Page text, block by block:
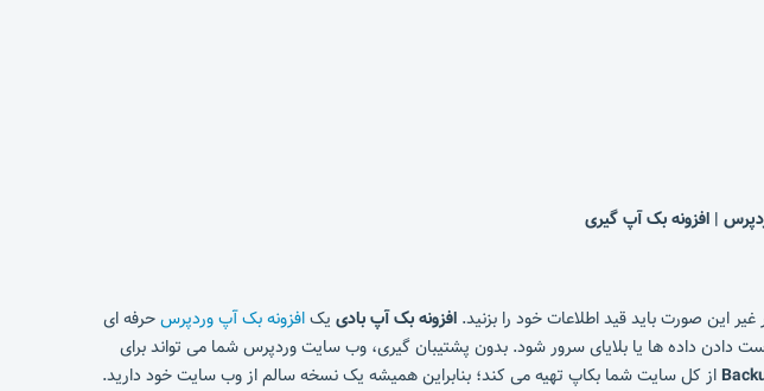
این صورت باید قید اطلاعات خود را بزنید. افزونه بک آپ بادی یکافزونه بک آپ وردپرسحرفه ای
دادن داده ها یا بلایای سرور شود. بدون پشتیبان گیری، وب سایت وردپرس شما می تواند برای
از کل سایت شما بکاپ تهیه می کند؛ بنابراین همیشه یک نسخه سالم از وب سایت خود دارید.